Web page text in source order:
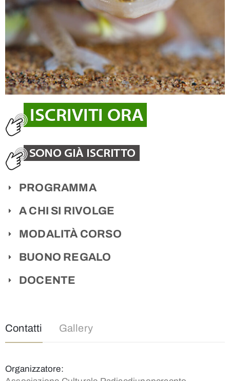
PROGRAMMA
A CHI SI RIVOLGE
MODALITÀ CORSO
BUONO REGALO
DOCENTE
Contatti Gallery
Organizzatore: